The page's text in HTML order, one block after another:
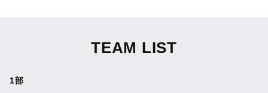
TEAM LIST
1部